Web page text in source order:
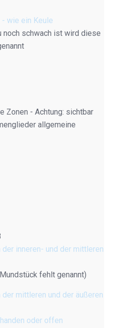
wie ein Keule
schwach ist wird diese
Zonen - Achtung: sichtbar
allgemeine
inneren- und der mittleren
fehlt genannt)
mittleren und der äußeren
oder offen